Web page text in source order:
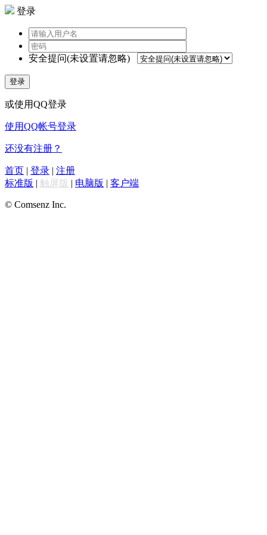
登录
安全提问(未设置请忽略)
登录
或使用QQ登录
使用QQ帐号登录
还没有注册？
首页 | 登录 | 注册
标准版 | 触屏版 | 电脑版 | 客户端
© Comsenz Inc.